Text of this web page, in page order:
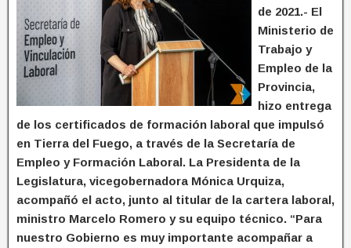
de 2021.- El
Ministerio de
Trabajo y
Empleo de la
Provincia,
hizo entrega
de los certificados de formación laboral que impulsó
en Tierra del Fuego, a través de la Secretaría de
Empleo y Formación Laboral. La Presidenta de la
Legislatura, vicegobernadora Mónica Urquiza,
acompañó el acto, junto al titular de la cartera laboral,
ministro Marcelo Romero y su equipo técnico. “Para
nuestro Gobierno es muy importante acompañar a